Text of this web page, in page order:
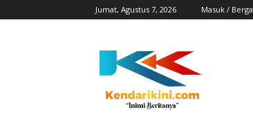
Jumat, Agustus 7, 2026 Masuk /